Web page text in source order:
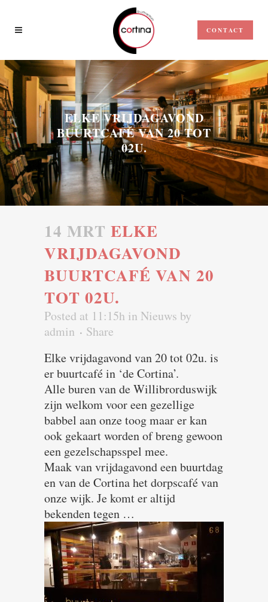
CONTACT
ELKE VRIJDAGAVOND
BUURTCAFÉ VAN 20 TOT
02U.
14 MRT ELKE
VRIJDAGAVOND
BUURTCAFÉ VAN 20
TOT 02U.
Posted at 11:15h in Nieuws by
admin
Share
Elke vrijdagavond van 20 tot 02u. is
er buurtcafé in ‘de Cortina’.
Alle buren van de Willibrorduswijk
zijn welkom voor een gezellige
babbel aan onze toog maar er kan
ook gekaart worden of breng gewoon
een gezelschapsspel mee.
Maak van vrijdagavond een buurtdag
en van de Cortina het dorpscafé van
onze wijk. Je komt er altijd
bekenden tegen …